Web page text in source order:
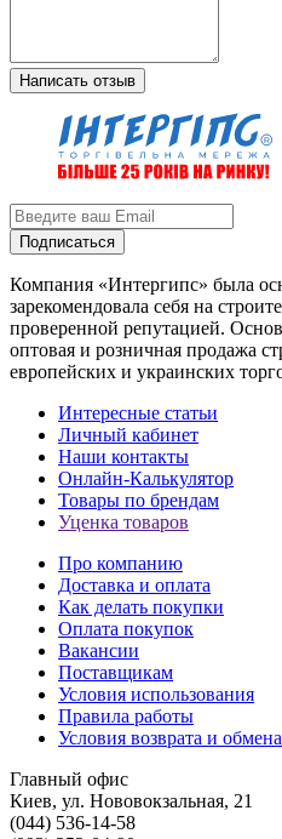
Написать отзыв
Подписаться
Компания «Интергипс» была
зарекомендовала себя на
проверенной репутацией.
оптовая и розничная продажа
европейских и украинских
Интересные статьи
Личный кабинет
Наши контакты
Онлайн-Калькулятор
Товары по брендам
Уценка товаров
Про компанию
Доставка и оплата
Как делать покупки
Оплата покупок
Вакансии
Поставщикам
Условия использования
Правила работы
Условия возврата и обмена
Главный офис
Киев, ул. Нововокзальная, 21
(044) 536-14-58